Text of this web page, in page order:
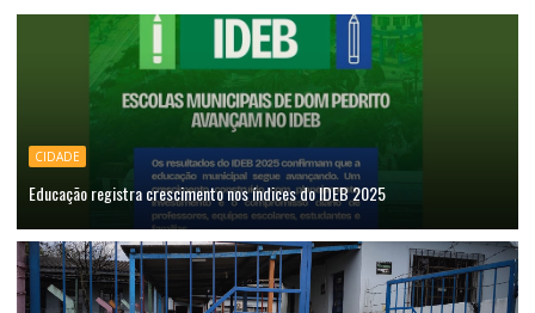
CIDADE
Educação registra crescimento nos índices do IDEB 2025